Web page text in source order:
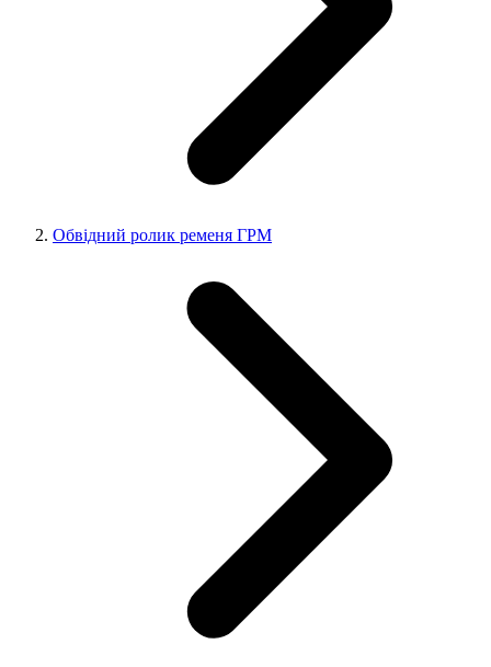
Обвідний ролик ременя ГРМ